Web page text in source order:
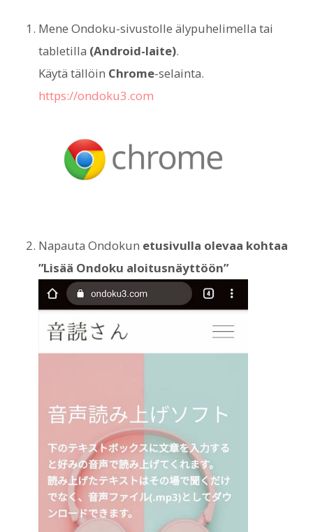
Mene Ondoku-sivustolle älypuhelimella tai
tabletilla (Android-laite).
Käytä tällöin Chrome-selainta.
https://ondoku3.com
Napauta Ondokun etusivulla olevaa kohtaa
”Lisää Ondoku aloitusnäyttöön”